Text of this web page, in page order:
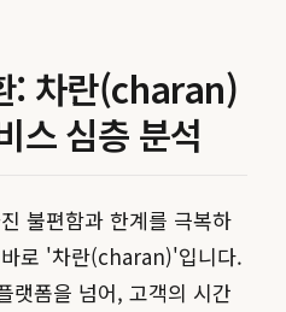
: 차란(charan)
스 심층 분석
불편함과 한계를 극복하
로 '차란(charan)'입니다.
랫폼을 넘어, 고객의 시간